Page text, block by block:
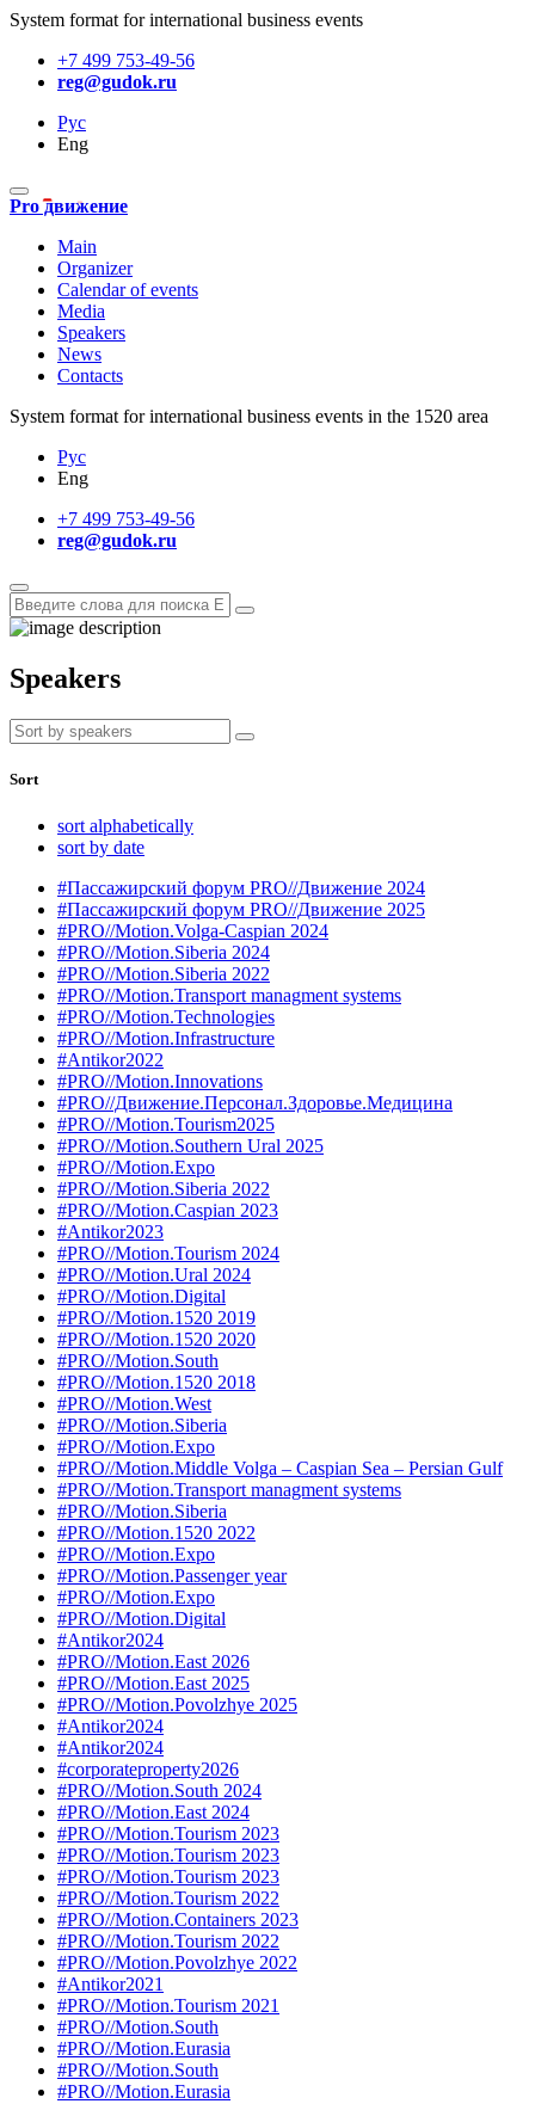
System format for international business events
+7 499 753-49-56
reg@gudok.ru
Рус
Eng
Pro движение
Main
Organizer
Calendar of events
Media
Speakers
News
Contacts
System format for international business events in the 1520 area
Рус
Eng
+7 499 753-49-56
reg@gudok.ru
Speakers
Sort
sort alphabetically
sort by date
#Пассажирский форум PRO//Движение 2024
#Пассажирский форум PRO//Движение 2025
#PRO//Motion.Volga-Caspian 2024
#PRO//Motion.Siberia 2024
#PRO//Motion.Siberia 2022
#PRO//Motion.Transport managment systems
#PRO//Motion.Technologies
#PRO//Motion.Infrastructure
#Antikor2022
#PRO//Motion.Innovations
#PRO//Движение.Персонал.Здоровье.Медицина
#PRO//Motion.Tourism2025
#PRO//Motion.Southern Ural 2025
#PRO//Motion.Expo
#PRO//Motion.Siberia 2022
#PRO//Motion.Caspian 2023
#Antikor2023
#PRO//Motion.Tourism 2024
#PRO//Motion.Ural 2024
#PRO//Motion.Digital
#PRO//Motion.1520 2019
#PRO//Motion.1520 2020
#PRO//Motion.South
#PRO//Motion.1520 2018
#PRO//Motion.West
#PRO//Motion.Siberia
#PRO//Motion.Expo
#PRO//Motion.Middle Volga – Caspian Sea – Persian Gulf
#PRO//Motion.Transport managment systems
#PRO//Motion.Siberia
#PRO//Motion.1520 2022
#PRO//Motion.Expo
#PRO//Motion.Passenger year
#PRO//Motion.Expo
#PRO//Motion.Digital
#Antikor2024
#PRO//Motion.East 2026
#PRO//Motion.East 2025
#PRO//Motion.Povolzhye 2025
#Antikor2024
#Antikor2024
#corporateproperty2026
#PRO//Motion.South 2024
#PRO//Motion.East 2024
#PRO//Motion.Tourism 2023
#PRO//Motion.Tourism 2023
#PRO//Motion.Tourism 2023
#PRO//Motion.Tourism 2022
#PRO//Motion.Containers 2023
#PRO//Motion.Tourism 2022
#PRO//Motion.Povolzhye 2022
#Antikor2021
#PRO//Motion.Tourism 2021
#PRO//Motion.South
#PRO//Motion.Eurasia
#PRO//Motion.South
#PRO//Motion.Eurasia